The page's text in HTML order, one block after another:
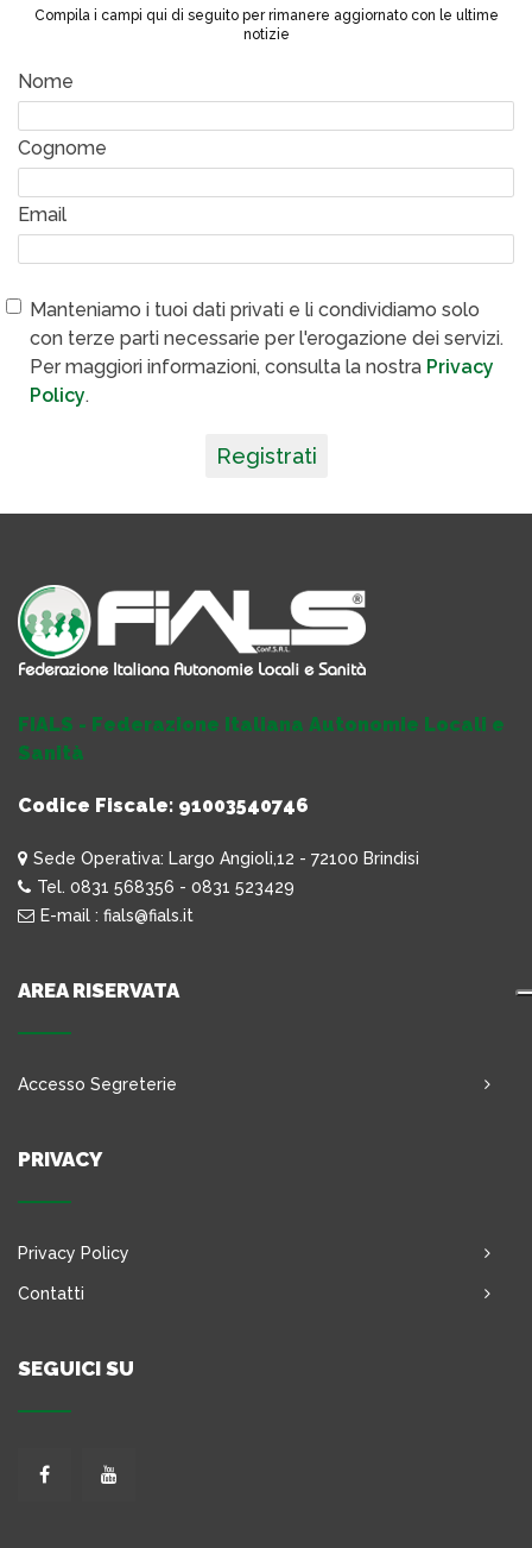
Compila i campi qui di seguito per rimanere aggiornato con le ultime
notizie
Nome
Cognome
Email
Manteniamo i tuoi dati privati e li condividiamo solo
con terze parti necessarie per l'erogazione dei servizi.
Per maggiori informazioni, consulta la nostra Privacy
Policy.
Registrati
FIALS - Federazione Italiana Autonomie Locali e
Sanità
Codice Fiscale: 91003540746
Sede Operativa: Largo Angioli,12 - 72100 Brindisi
Tel. 0831 568356 - 0831 523429
E-mail : fials@fials.it
AREA RISERVATA
Accesso Segreterie
PRIVACY
Privacy Policy
Contatti
SEGUICI SU